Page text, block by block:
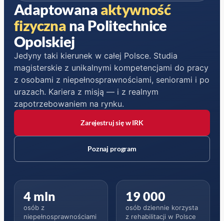
Adaptowana aktywność
fizyczna na Politechnice
Opolskiej
Jedyny taki kierunek w całej Polsce. Studia
magisterskie z unikalnymi kompetencjami do pracy
z osobami z niepełnosprawnościami, seniorami i po
urazach. Kariera z misją — i z realnym
zapotrzebowaniem na rynku.
Zarejestruj się w IRK(otwiera się w nowym oknie)
Poznaj program
4 mln
osób z
niepełnosprawnościami
19 000
osób dziennie korzysta
z rehabilitacji w Polsce